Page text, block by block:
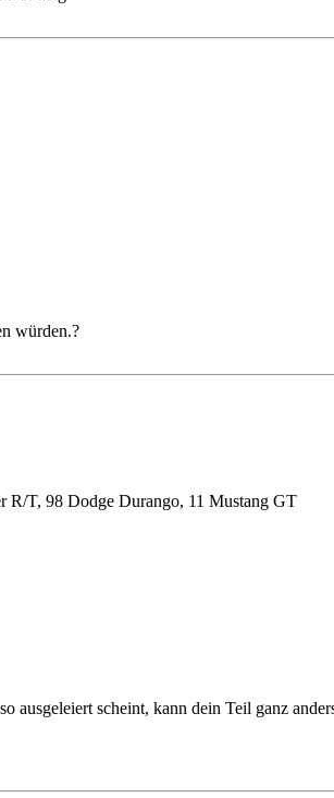
würden.?
R/T, 98 Dodge Durango, 11 Mustang GT
scheint, kann dein Teil ganz